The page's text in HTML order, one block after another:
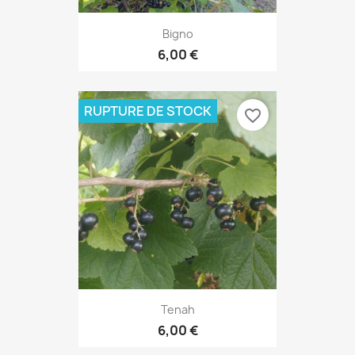
Bigno
6,00 €
Tenah
6,00 €
RUPTURE DE STOCK favorite_border